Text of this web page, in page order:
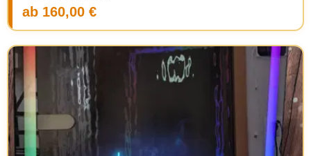
ab 160,00 €